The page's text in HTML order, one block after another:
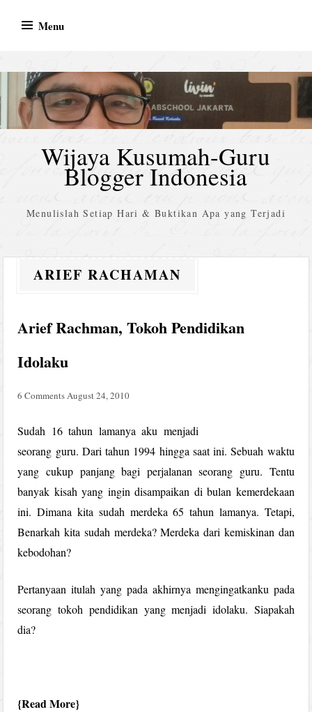
Menu
Wijaya Kusumah-Guru
Blogger Indonesia
Menulislah Setiap Hari & Buktikan Apa yang Terjadi
ARIEF RACHAMAN
Arief Rachman, Tokoh Pendidikan
Idolaku
6 Comments August 24, 2010
Sudah 16 tahun lamanya aku menjadi
seorang guru. Dari tahun 1994 hingga saat ini. Sebuah waktu
yang cukup panjang bagi perjalanan seorang guru. Tentu
banyak kisah yang ingin disampaikan di bulan kemerdekaan
ini. Dimana kita sudah merdeka 65 tahun lamanya. Tetapi,
Benarkah kita sudah merdeka? Merdeka dari kemiskinan dan
kebodohan?
Pertanyaan itulah yang pada akhirnya mengingatkanku pada
seorang tokoh pendidikan yang menjadi idolaku. Siapakah
dia?
Read More